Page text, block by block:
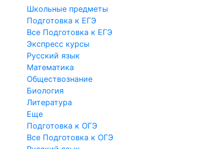
Школьные предметы
Подготовка к ЕГЭ
Все Подготовка к ЕГЭ
Экспресс курсы
Русский язык
Математика
Обществознание
Биология
Литература
Еще
Подготовка к ОГЭ
Все Подготовка к ОГЭ